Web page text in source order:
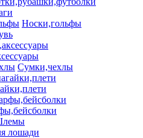
Носки,гольфы
Сумки,чехлы
лошади